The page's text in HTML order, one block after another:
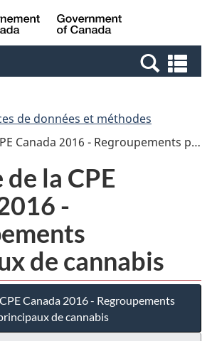
Passer
au
Passer
à
Canada
et
de données et méthodes
2016 - Regroupements principaux de cannabis
la CPE
-
de cannabis
Canada 2016 - Regroupements
de cannabis